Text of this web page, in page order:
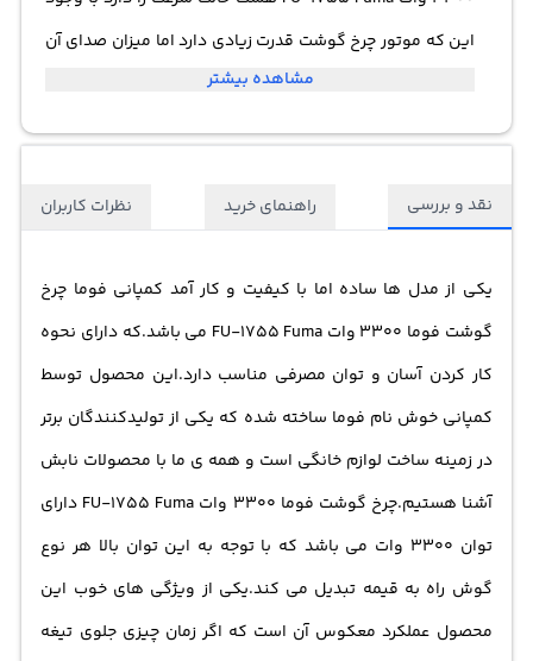
این که موتور چرخ گوشت قدرت زیادی دارد اما میزان صدای آن
کم می باشد . همچنین دارای سه مدل تیغه می باشد که هر
کدام به شکل متفاوتی کار چرخ کردن را انجام می دهند . رنگ
چرخ گوشت دارای ابعاد 380 × 200 × 370 میلی‌متر می باشد
مشاهده بیشتر
نقد و بررسی راهنمای خرید نظرات کاربران
یکی از مدل ها ساده اما با کیفیت و کار آمد کمپانی فوما چرخ
گوشت
فوما 3300 وات FU-1755 Fuma می باشد.که دارای نحوه
کار کردن آسان و توان مصرفی مناسب دارد.این محصول توسط
کمپانی خوش نام فوما ساخته شده که یکی از تولیدکنندگان برتر
در زمینه ساخت لوازم خانگی است و همه ی ما با محصولات نابش
آشنا هستیم.چرخ گوشت فوما 3300 وات FU-1755 Fuma دارای
توان 3300 وات می باشد که با توجه به این توان بالا هر نوع
گوش راه به قیمه تبدیل می کند.یکی از ویژگی های خوب این
محصول عملکرد معکوس آن است که اگر زمان چیزی جلوی تیغه